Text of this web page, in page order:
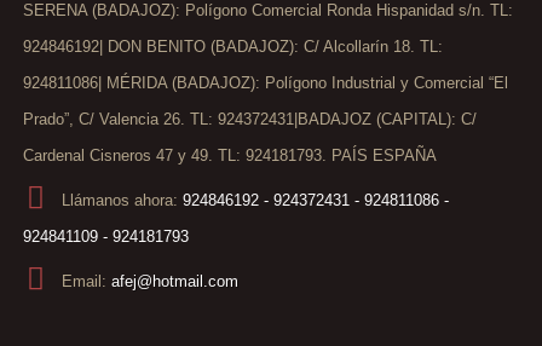
SERENA (BADAJOZ): Polígono Comercial Ronda Hispanidad s/n. TL:
924846192| DON BENITO (BADAJOZ): C/ Alcollarín 18. TL:
924811086| MÉRIDA (BADAJOZ): Polígono Industrial y Comercial “El
Prado”, C/ Valencia 26. TL: 924372431|BADAJOZ (CAPITAL): C/
Cardenal Cisneros 47 y 49. TL: 924181793. PAÍS ESPAÑA
Llámanos ahora: 924846192 - 924372431 - 924811086 -
924841109 - 924181793
Email: afej@hotmail.com